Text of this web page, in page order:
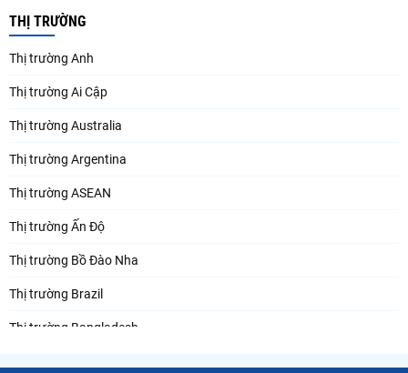
THỊ TRƯỜNG
Thị trường Anh
Thị trường Ai Cập
Thị trường Australia
Thị trường Argentina
Thị trường ASEAN
Thị trường Ấn Độ
Thị trường Bồ Đào Nha
Thị trường Brazil
Thị trường Bangladesh